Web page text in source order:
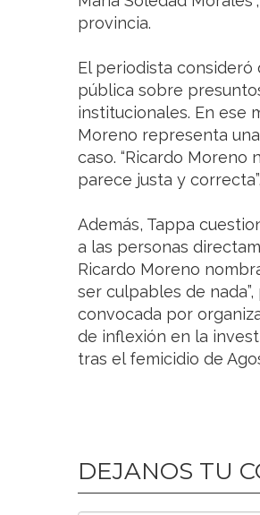
provincia.
El periodista consideró
pública sobre
institucionales. En ese
Moreno representa
caso. “Ricardo Moreno
parece justa y
Además, Tappa
a las personas
Ricardo Moreno
ser culpables de
convocada por
de inflexión en la
tras el femicidio de
DEJANOS TU